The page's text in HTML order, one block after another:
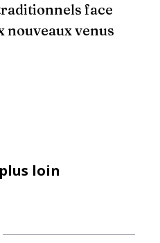
face
nouveaux venus
loin